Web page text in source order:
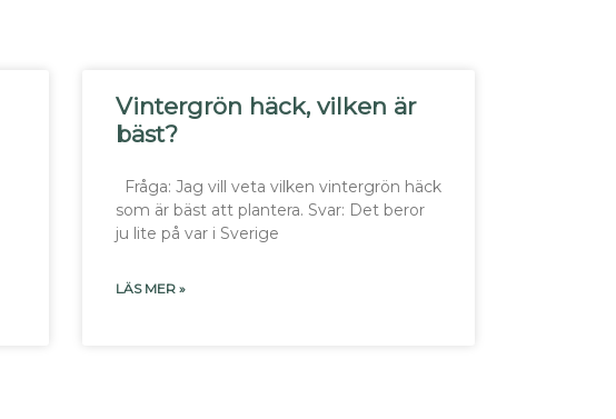
Vintergrön häck, vilken är
bäst?
Fråga: Jag vill veta vilken vintergrön häck
som är bäst att plantera. Svar: Det beror
ju lite på var i Sverige
LÄS MER »